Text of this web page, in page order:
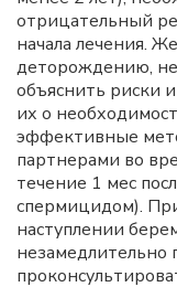
отрицательный
начала лечения.
деторождению,
объяснить риски
их о
эффективные
партнерами во
течение 1 мес
спермицидом).
наступлении